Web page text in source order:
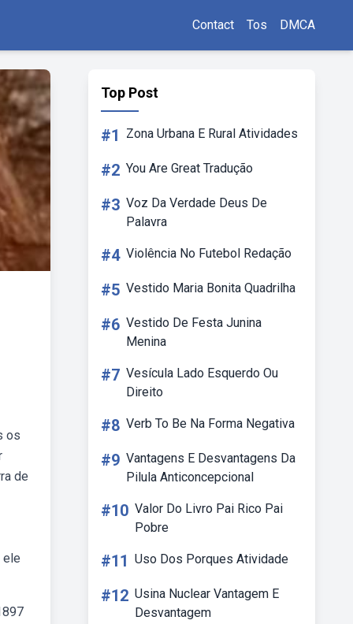
Contact Tos DMCA
os
de
ele
Top Post
#1 Zona Urbana E Rural Atividades
#2 You Are Great Tradução
#3 Voz Da Verdade Deus De
Palavra
#4 Violência No Futebol Redação
#5 Vestido Maria Bonita Quadrilha
#6 Vestido De Festa Junina
Menina
#7 Vesícula Lado Esquerdo Ou
Direito
#8 Verb To Be Na Forma Negativa
#9 Vantagens E Desvantagens Da
Pilula Anticoncepcional
#10 Valor Do Livro Pai Rico Pai
Pobre
#11 Uso Dos Porques Atividade
#12 Usina Nuclear Vantagem E
Desvantagem